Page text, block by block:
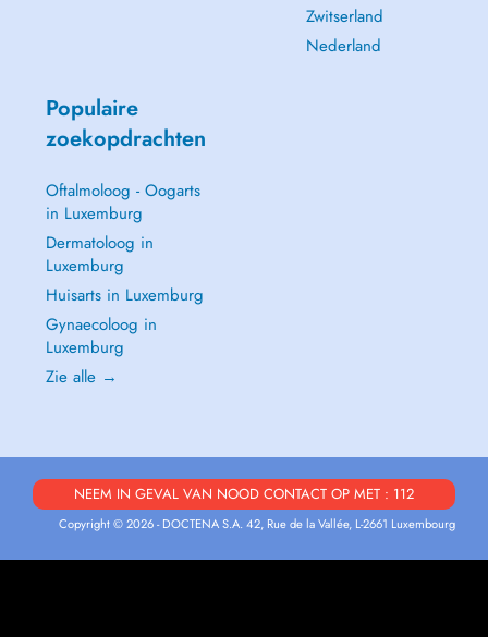
Zwitserland
Nederland
Populaire
zoekopdrachten
Oftalmoloog - Oogarts
in Luxemburg
Dermatoloog in
Luxemburg
Huisarts in Luxemburg
Gynaecoloog in
Luxemburg
Zie alle →
NEEM IN GEVAL VAN NOOD CONTACT OP MET : 112
Copyright © 2026 - DOCTENA S.A. 42, Rue de la Vallée, L-2661 Luxembourg